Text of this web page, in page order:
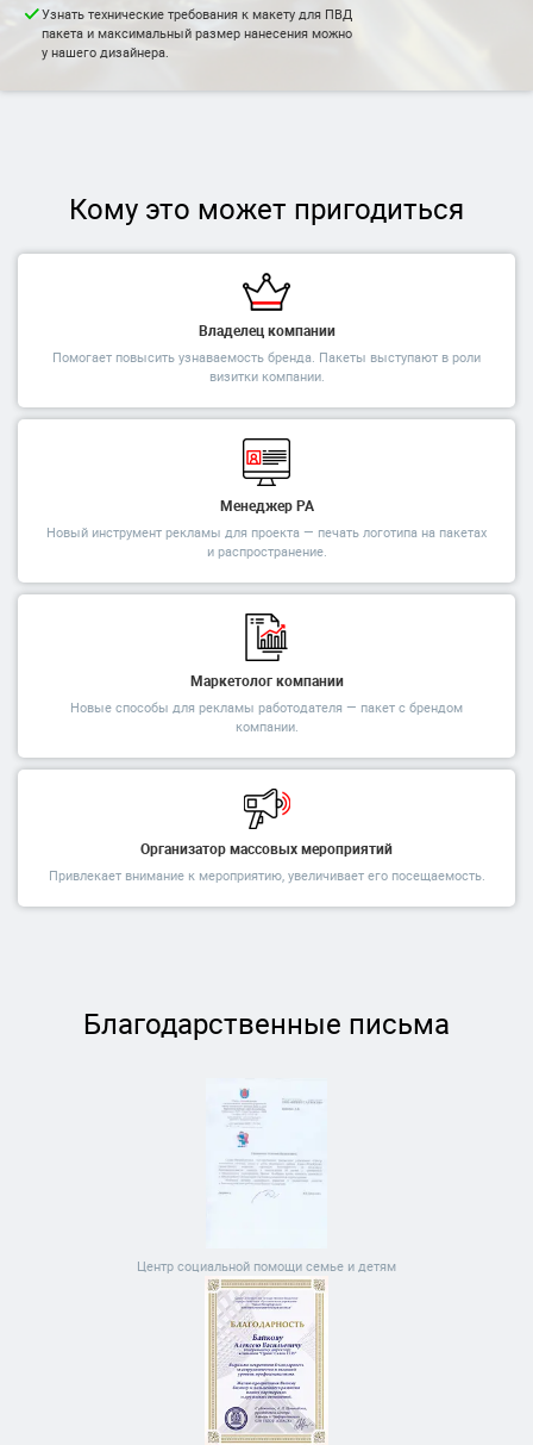
Узнать технические требования к макету для ПВД
пакета и максимальный размер нанесения можно
у нашего дизайнера.
Кому это может пригодиться
Владелец компании
Помогает повысить узнаваемость бренда. Пакеты выступают в роли
визитки компании.
Менеджер РА
Новый инструмент рекламы для проекта — печать логотипа на пакетах
и распространение.
Маркетолог компании
Новые способы для рекламы работодателя — пакет с брендом
компании.
Организатор массовых мероприятий
Привлекает внимание к мероприятию, увеличивает его посещаемость.
Благодарственные письма
Центр социальной помощи семье и детям